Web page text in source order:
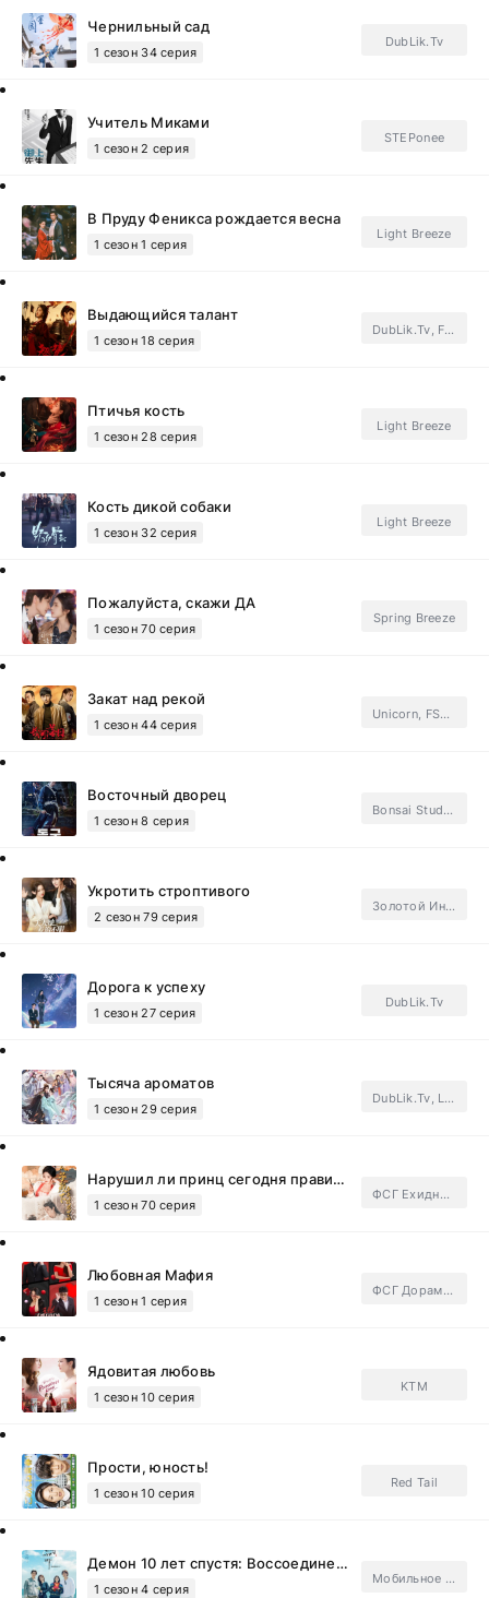
Чернильный сад
1 сезон 34 серия
DubLik.Tv
Учитель Миками
1 сезон 2 серия
STEPonee
В Пруду Феникса рождается весна
1 сезон 1 серия
Light Breeze
Выдающийся талант
1 сезон 18 серия
DubLik.Tv, FSG SecretStory.Subtitles
Птичья кость
1 сезон 28 серия
Light Breeze
Кость дикой собаки
1 сезон 32 серия
Light Breeze
Пожалуйста, скажи ДА
1 сезон 70 серия
Spring Breeze
Закат над рекой
1 сезон 44 серия
Unicorn, FSG Last Snow.Subtitles
Восточный дворец
1 сезон 8 серия
Bonsai Studio, DubLik.Tv, Unicorn, LE-Vitation, Netflix.Subtitles
Укротить строптивого
2 сезон 79 серия
Золотой Инлун
Дорога к успеху
1 сезон 27 серия
DubLik.Tv
Тысяча ароматов
1 сезон 29 серия
DubLik.Tv, Light Breeze, FSG Jade Fox.Subtitles
Нарушил ли принц сегодня правила?
1 сезон 70 серия
ФСГ Ехидные дорамщицы.Subtitles
Любовная Мафия
1 сезон 1 серия
ФСГ Дорамотерапия.Subtitles
Ядовитая любовь
1 сезон 10 серия
KTM
Прости, юность!
1 сезон 10 серия
Red Tail
Демон 10 лет спустя: Воссоединение
1 сезон 4 серия
Мобильное телевидение